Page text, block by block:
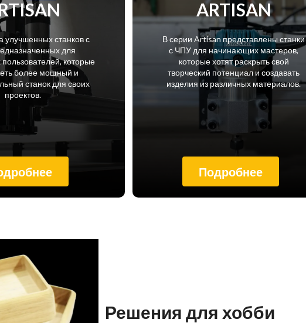
улучшенных станков с
для
которые
более мощный и
станок для своих
проектов.
ARTISAN
В серии Artisan представлены станки
с ЧПУ для начинающих мастеров,
которые хотят раскрыть свой
творческий потенциал и создавать
изделия из различных материалов.
Подробнее
Решения для хобби